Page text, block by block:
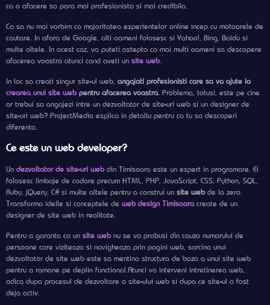
ca o afacere sa para mai profesionista si mai credibila.
Ca sa nu mai vorbim ca majoritatea experientelor online incep cu motoarele de
cautare. In afara de Google, alti oameni folosesc si Yahoo!, Bing, Baidu si
multe altele. In acest caz, va puteti astepta ca mai multi oameni sa descopere
afacerea voastra atunci cand aveti un site web.
In loc sa creati singur site-ul web, angajati profesionisti care sa va ajute la
crearea unui site webpentru afacerea voastra. Problema, totusi, este pe cine
ar trebui sa angajezi intre un dezvoltator de site-uri web si un designer de
site-uri web? ProjectMedia explica in detaliu pentru ca tu sa descoperi
diferenta.
Ce este un web developer?
Un dezvoltator de site-uri webdin Timisoara este un expert in programare. Ei
folosesc limbaje de codare precum HTML, PHP, JavaScript, CSS, Python, SQL,
Ruby, jQuery, C# si multe altele pentru a construi un site webde la zero.
Transforma ideile si conceptele de web design Timisoara create de un
designer de site web in realitate.
Pentru a garanta ca un site webnu se va prabusi din cauza numarului de
persoane care viziteaza si navigheaza prin pagini web, sarcina unui
dezvoltator de site web este sa mentina structura de baza a unui site web
pentru a ramane pe deplin functional.Atunci va interveni intretinerea web,
adica dupa procesul de dezvoltare a site-ului web si dupa ce site-ul a fost
deja activ.